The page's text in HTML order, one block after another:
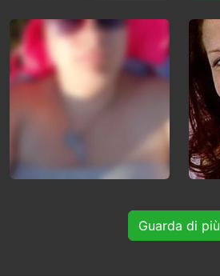
Guarda di più